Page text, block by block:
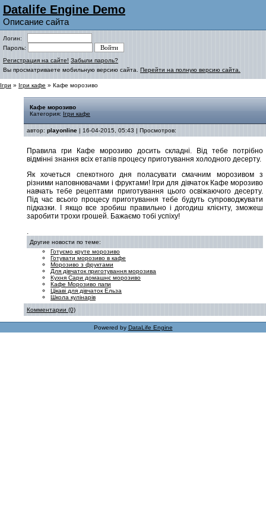
Datalife Engine Demo
Описание сайта
Логин:
Пароль:
Регистрация на сайте! Забыли пароль?
Вы просматриваете мобильную версию сайта. Перейти на полную версию сайта.
Ігри » Ігри кафе » Кафе морозиво
Кафе морозиво
Категория: Ігри кафе
автор: playonline | 16-04-2015, 05:43 | Просмотров:
Правила гри Кафе морозиво досить складні. Від тебе потрібно
відмінні знання всіх етапів процесу приготування холодного десерту.
Як хочеться спекотного дня поласувати смачним морозивом з
різними наповнювачами і фруктами! Ігри для дівчаток Кафе морозиво
навчать тебе рецептами приготування цього освіжаючого десерту.
Під час всього процесу приготування тебе будуть супроводжувати
підказки. І якщо все зробиш правильно і догодиш клієнту, зможеш
заробити трохи грошей. Бажаємо тобі успіху!
.
Другие новости по теме:
Готуємо круте морозиво
Готувати морозиво в кафе
Морозиво з фруктами
Для дівчаток приготування морозива
Кухня Сари домашнє морозиво
Кафе Морозиво папи
Цікаві для дівчаток Ельза
Школа кулінарів
Комментарии (0)
Powered by DataLife Engine